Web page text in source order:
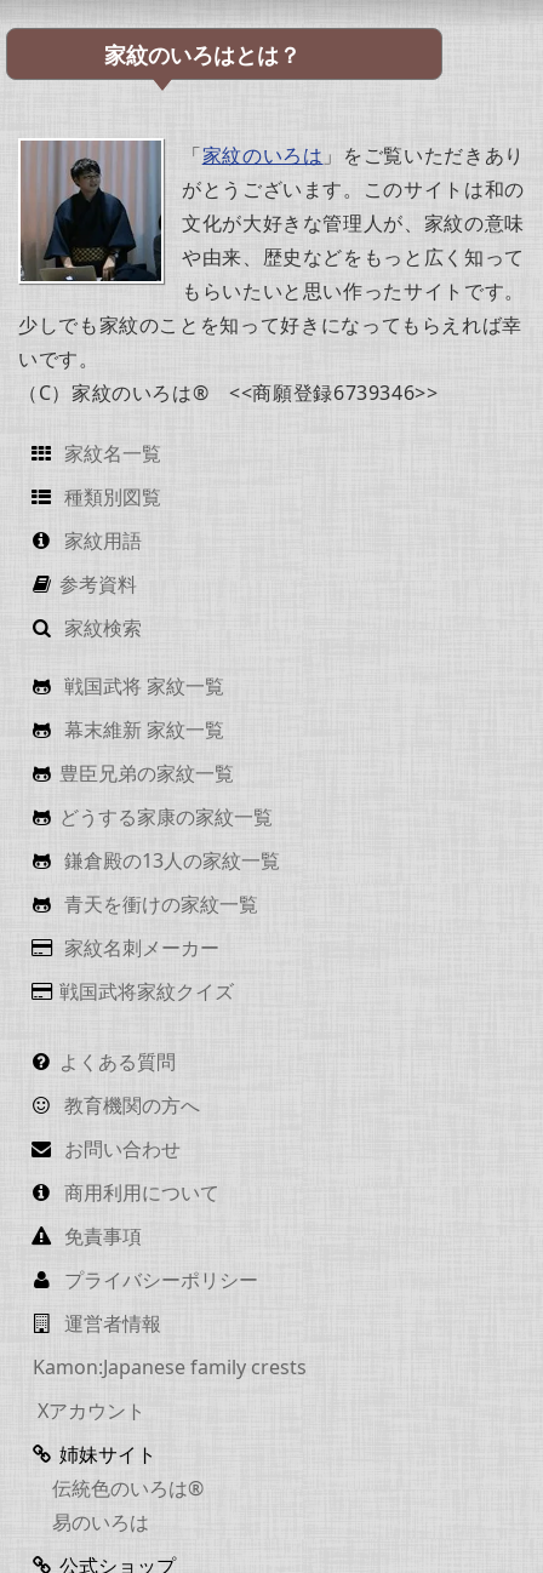
家紋のいろはとは？
「家紋のいろは 」をご覧いただきあり
がとうございます。このサイトは和の
文化が大好きな管理人が、家紋の意味
や由来、歴史などをもっと広く知って
もらいたいと思い作ったサイトです。
少しでも家紋のことを知って好きになってもらえれば幸
いです。
（C）家紋のいろは® <<商願登録6739346>>
家紋名一覧
種類別図覧
家紋用語
参考資料
家紋検索
戦国武将 家紋一覧
幕末維新 家紋一覧
豊臣兄弟の家紋一覧
どうする家康の家紋一覧
鎌倉殿の13人の家紋一覧
青天を衝けの家紋一覧
家紋名刺メーカー
戦国武将家紋クイズ
よくある質問
教育機関の方へ
お問い合わせ
商用利用について
免責事項
プライバシーポリシー
運営者情報
Kamon:Japanese family crests
Xアカウント
姉妹サイト
伝統色のいろは®
易のいろは
公式ショップ